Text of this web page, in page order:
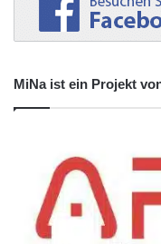
MiNa ist ein Projekt